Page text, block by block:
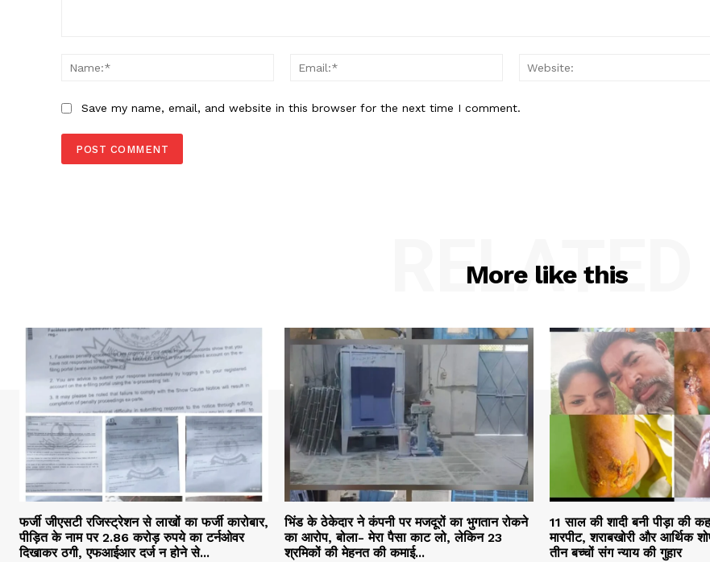
Name:*
Email:*
Save my name, email, and website in this browser for the next time I comment.
More like this
RELATED
फर्जी जीएसटी रजिस्ट्रेशन से लाखों का फर्जी कारोबार,
पीड़ित के नाम पर 2.86 करोड़ रुपये का टर्नओवर
दिखाकर ठगी, एफआईआर दर्ज न होने से...
भिंड के ठेकेदार ने कंपनी पर मजदूरों का भुगतान रोकने
का आरोप, बोला- मेरा पैसा काट लो, लेकिन 23
श्रमिकों की मेहनत की कमाई...
11 साल की शादी बनी पीड़ा की
मारपीट, शराबखोरी और आर्थिक
तीन बच्चों संग न्याय की गुहार